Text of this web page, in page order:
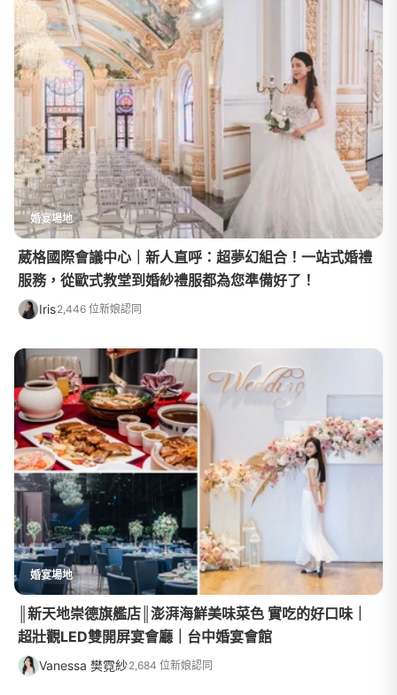
婚宴場地
葳格國際會議中心｜新人直呼：超夢幻組合！一站式婚禮
服務，從歐式教堂到婚紗禮服都為您準備好了！
Iris2,446 位新娘認同
婚宴場地
║新天地崇德旗艦店║澎湃海鮮美味菜色 實吃的好口味｜
超壯觀LED雙開屏宴會廳｜台中婚宴會館
Vanessa 樊霓紗2,684 位新娘認同